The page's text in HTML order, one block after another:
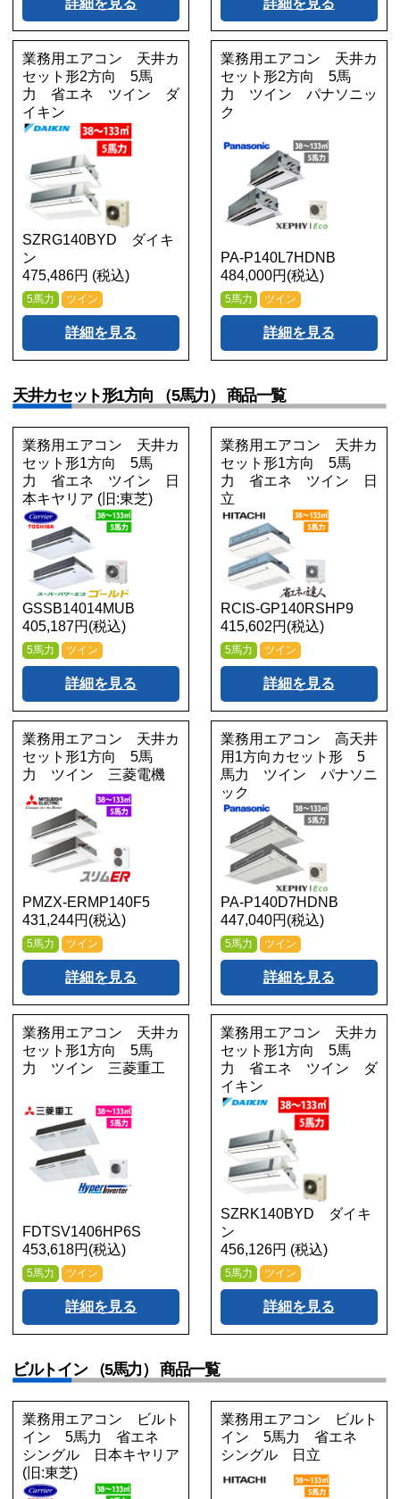
詳細を見る 詳細を見る
業務用エアコン 天井カ
セット形2方向 5馬
力 省エネ ツイン ダ
イキン
SZRG140BYD ダイキ
ン
475,486円 (税込)
5馬力 ツイン
詳細を見る
業務用エアコン 天井カ
セット形2方向 5馬
力 ツイン パナソニッ
ク
PA-P140L7HDNB
484,000円(税込)
5馬力 ツイン
詳細を見る
天井カセット形1方向 （5馬力） 商品一覧
業務用エアコン 天井カ
セット形1方向 5馬
力 省エネ ツイン 日
本キヤリア (旧:東芝)
GSSB14014MUB
405,187円(税込)
5馬力 ツイン
詳細を見る
業務用エアコン 天井カ
セット形1方向 5馬
力 省エネ ツイン 日
立
RCIS-GP140RSHP9
415,602円(税込)
5馬力 ツイン
詳細を見る
業務用エアコン 天井カ
セット形1方向 5馬
力 ツイン 三菱電機
PMZX-ERMP140F5
431,244円(税込)
5馬力 ツイン
詳細を見る
業務用エアコン 高天井
用1方向カセット形 5
馬力 ツイン パナソニ
ック
PA-P140D7HDNB
447,040円(税込)
5馬力 ツイン
詳細を見る
業務用エアコン 天井カ
セット形1方向 5馬
力 ツイン 三菱重工
FDTSV1406HP6S
453,618円(税込)
5馬力 ツイン
詳細を見る
業務用エアコン 天井カ
セット形1方向 5馬
力 省エネ ツイン ダ
イキン
SZRK140BYD ダイキ
ン
456,126円 (税込)
5馬力 ツイン
詳細を見る
ビルトイン （5馬力） 商品一覧
業務用エアコン ビルト
イン 5馬力 省エネ
シングル 日本キヤリア
(旧:東芝)
業務用エアコン ビルト
イン 5馬力 省エネ
シングル 日立